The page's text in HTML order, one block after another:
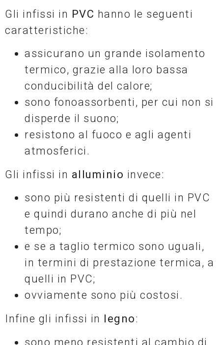
Gli infissi in PVC hanno le seguenti
caratteristiche:
assicurano un grande isolamento
termico, grazie alla loro bassa
conducibilità del calore;
sono fonoassorbenti, per cui non si
disperde il suono;
resistono al fuoco e agli agenti
atmosferici.
Gli infissi in alluminio invece:
sono più resistenti di quelli in PVC
e quindi durano anche di più nel
tempo;
e se a taglio termico sono uguali,
in termini di prestazione termica, a
quelli in PVC;
ovviamente sono più costosi.
Infine gli infissi in
legno:
sono meno resistenti al cambio di